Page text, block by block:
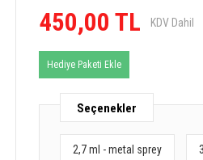
450,00 TL KDV Dahil
Hediye Paketi Ekle
Seçenekler
2,7 ml - metal sprey